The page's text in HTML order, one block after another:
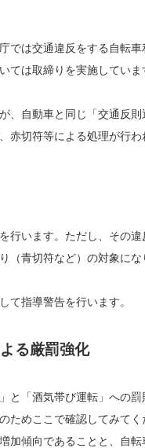
では交通違反をする自転車
ては取締りを実施していま
、自動車と同じ「交通反則
赤切符等による処理が行わ
行います。ただし、その違
（青切符など）の対象にな
て指導警告を行います。
る厳罰強化
と「酒気帯び運転」への罰
ためここで確認してみてく
加傾向であることと、自転